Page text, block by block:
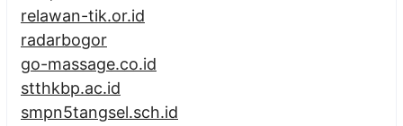
relawan-tik.or.id
radarbogor
go-massage.co.id
stthkbp.ac.id
smpn5tangsel.sch.id